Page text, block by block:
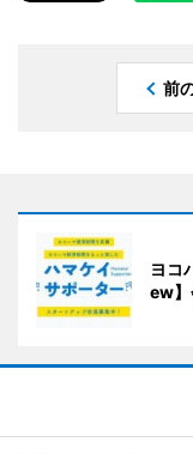
前
ヨコ
ew】